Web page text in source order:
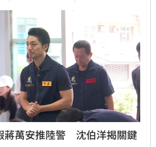
蔣萬安推陸警　沈伯洋揭關鍵